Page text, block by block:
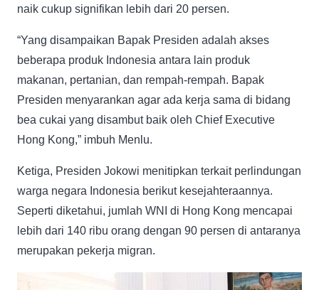
naik cukup signifikan lebih dari 20 persen.
“Yang disampaikan Bapak Presiden adalah akses
beberapa produk Indonesia antara lain produk
makanan, pertanian, dan rempah-rempah. Bapak
Presiden menyarankan agar ada kerja sama di bidang
bea cukai yang disambut baik oleh Chief Executive
Hong Kong,” imbuh Menlu.
Ketiga, Presiden Jokowi menitipkan terkait perlindungan
warga negara Indonesia berikut kesejahteraannya.
Seperti diketahui, jumlah WNI di Hong Kong mencapai
lebih dari 140 ribu orang dengan 90 persen di antaranya
merupakan pekerja migran.